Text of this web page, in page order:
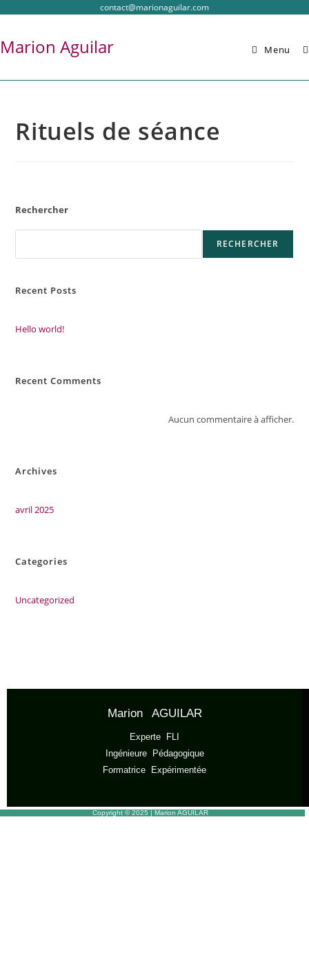
contact@marionaguilar.com
Marion Aguilar Menu
Rituels de séance
Rechercher
RECHERCHER
Recent Posts
Hello world!
Recent Comments
Aucun commentaire à afficher.
Archives
avril 2025
Categories
Uncategorized
Marion AGUILAR
Experte FLI
Ingénieure Pédagogique
Formatrice Expérimentée
Copyright © 2025 | Marion AGUILAR